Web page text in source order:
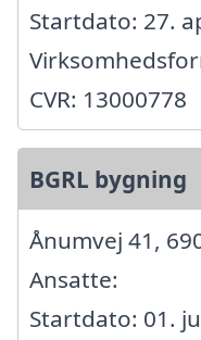
Startdato: 27.
CVR: 13000778
BGRL bygning
Ånumvej 41,
Ansatte:
Startdato: 01.